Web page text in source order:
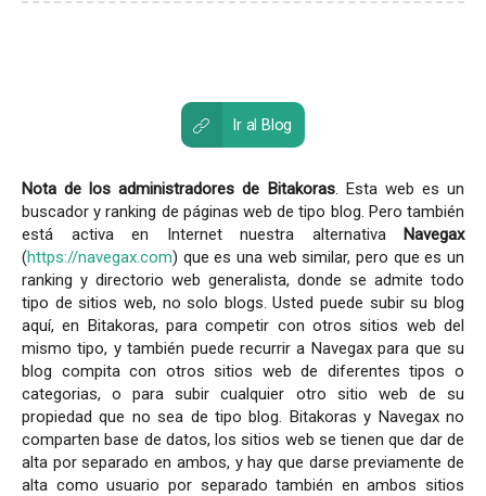
Ir al Blog
Nota de los administradores de Bitakoras. Esta web es un
buscador y ranking de páginas web de tipo blog. Pero también
está activa en Internet nuestra alternativa Navegax
(https://navegax.com) que es una web similar, pero que es un
ranking y directorio web generalista, donde se admite todo
tipo de sitios web, no solo blogs. Usted puede subir su blog
aquí, en Bitakoras, para competir con otros sitios web del
mismo tipo, y también puede recurrir a Navegax para que su
blog compita con otros sitios web de diferentes tipos o
categorias, o para subir cualquier otro sitio web de su
propiedad que no sea de tipo blog. Bitakoras y Navegax no
comparten base de datos, los sitios web se tienen que dar de
alta por separado en ambos, y hay que darse previamente de
alta como usuario por separado también en ambos sitios